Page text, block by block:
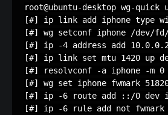
root@ubuntu-desktop wg-quick
[#] ip link add iphone type
[#] wg setconf iphone /dev/
[#] ip -4 address add
[#] ip link set mtu 1420 up
[#] resolvconf -a iphone -m
[#] wg set iphone fwmark
[#] ip -6 route add ::/0 dev
[#] ip -6 rule add not fwmark